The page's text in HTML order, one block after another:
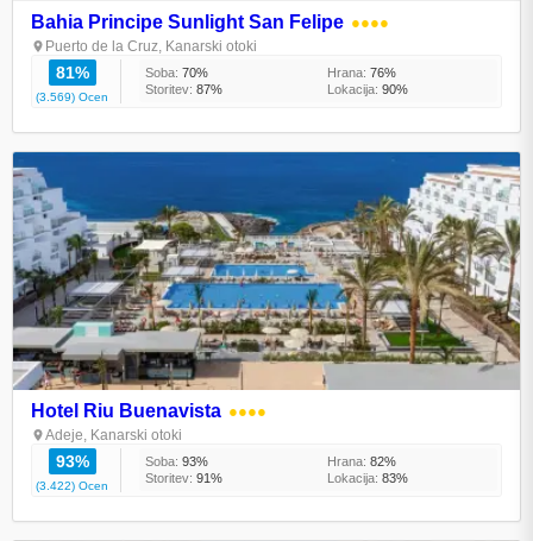
Bahia Principe Sunlight San Felipe ●●●●
Puerto de la Cruz, Kanarski otoki
81%
(3.569) Ocen
Soba: 70% Hrana: 76%
Storitev: 87% Lokacija: 90%
Hotel Riu Buenavista ●●●●
Adeje, Kanarski otoki
93%
(3.422) Ocen
Soba: 93% Hrana: 82%
Storitev: 91% Lokacija: 83%